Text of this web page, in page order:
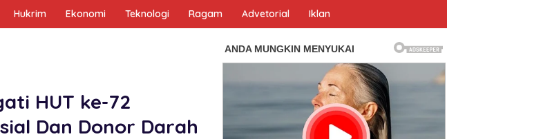
Hukrim Ekonomi Teknologi Ragam Advetorial Iklan
HUT ke-72
Dan Donor Darah